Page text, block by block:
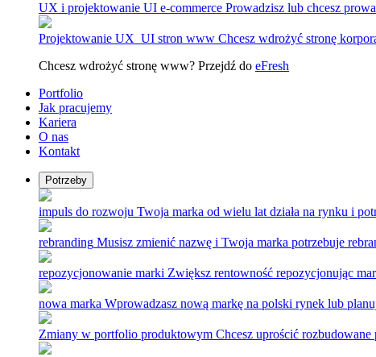
UX i projektowanie UI e-commerce Prowadzisz lub chcesz
Projektowanie UX_UI stron www Chcesz wdrożyć stronę
Chcesz wdrożyć stronę www? Przejdź do eFresh
Portfolio
Jak pracujemy
Kariera
O nas
Kontakt
Potrzeby
impuls do rozwoju Twoja marka od wielu lat działa na rynku i
rebranding Musisz zmienić nazwę i Twoja marka potrzebuje
repozycjonowanie marki Zwiększ rentowność repozycjonując
nowa marka Wprowadzasz nową markę na polski rynek lub
Zmiany w portfolio produktowym Chcesz uprościć